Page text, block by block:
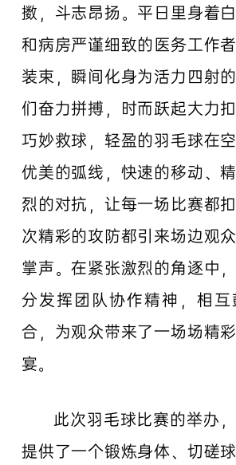
擞，斗志昂扬。平日里身着
和病房严谨细致的医务工作
装束，瞬间化身为活力四射
们奋力拼搏，时而跃起大力
巧妙救球，轻盈的羽毛球在
优美的弧线，快速的移动、
烈的对抗，让每一场比赛都
次精彩的攻防都引来场边观
掌声。在紧张激烈的角逐中
分发挥团队协作精神，相互
合，为观众带来了一场场精
宴。
此次羽毛球比赛的举办
提供了一个锻炼身体、切磋